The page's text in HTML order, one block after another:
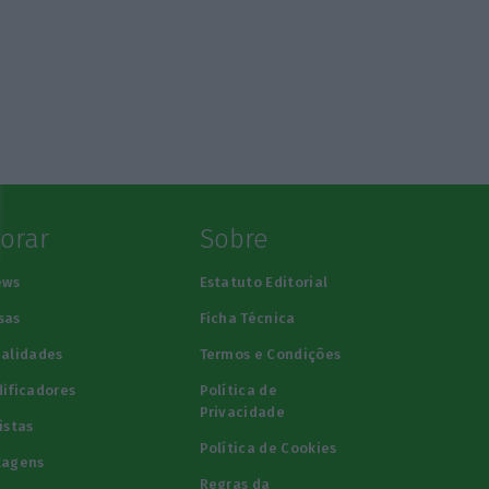
Sobre
Estatuto Editorial
Ficha Técnica
Termos e Condições
Política de
Privacidade
Política de Cookies
Regras da